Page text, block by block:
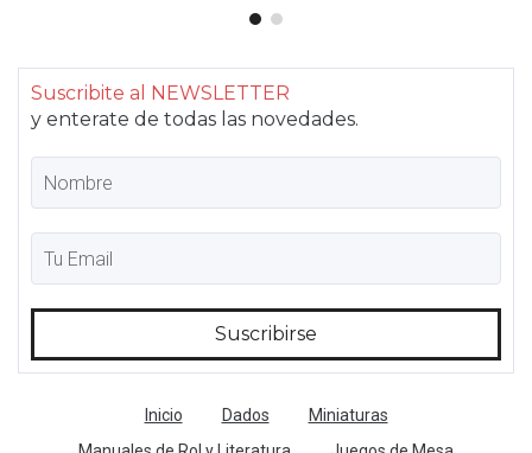
Suscribite al NEWSLETTER
y enterate de todas las novedades.
Inicio Dados
Miniaturas